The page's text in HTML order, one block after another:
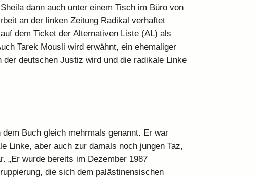
dann auch unter einem Tisch im Büro von
an der linken Zeitung Radikal verhaftet
dem Ticket der Alternativen Liste (AL) als
Tarek Mousli wird erwähnt, ein ehemaliger
deutschen Justiz wird und die radikale Linke
Buch gleich mehrmals genannt. Er war
Linke, aber auch zur damals noch jungen Taz,
„Er wurde bereits im Dezember 1987
die sich dem palästinensischen